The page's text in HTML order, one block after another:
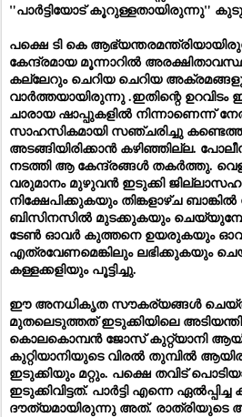
"പാർട്ടിയോട് കൂറുള്ളതായിരുന്നു"
പക്ഷെ ടി കെ
കേന്ദ്രമായ മൂന്നാറിൽ
കല്ലേറും ചെറിയ ചെറിയ അക്രമങ്ങളും
വാർത്തയായിരുന്നു .ഇതിന്റെ
ചാരായ ഷാപ്പുകളിൽ നിന്നാണെന്ന്
സാഹസികമായി സഞ്ചരിച്ചു
അടങ്ങിയിരിക്കാൻ കഴിഞ്ഞില്ല.
നടത്തി ആ കേന്ദ്രങ്ങൾ തകർത്തു.
വരുമാനം മുഴുവൻ ഇടുക്കി
നിക്ഷേപിക്കുകയും തിങ്കളാഴ്ച
ബിസിനസിൽ മുടക്കുകയും
ടേൺ ഓവർ കുത്തനെ ഉയരുകയും
എത്രവേണമെങ്കിലും ലഭിക്കുകയും
കള്ളക്കളിയും പൂട്ടിച്ചു.
ഈ അനധികൃത സൗകര്യങ്ങൾ
മുതലെടുത്തത് ഇടുക്കിയിലെ
കൊലകൊമ്പൻ ജോസ് കുറ്റ്യാനി
കുറ്റിയാനിയുടെ വിരൽ തുമ്പിൽ
ഇടുക്കിയും മറ്റും. പക്ഷെ തവിട്
ഇടുക്കിവിട്ടത്. പാർട്ടി എന്നെ
ദൗത്യമായിരുന്നു അത്. രാത്രിയുടെ